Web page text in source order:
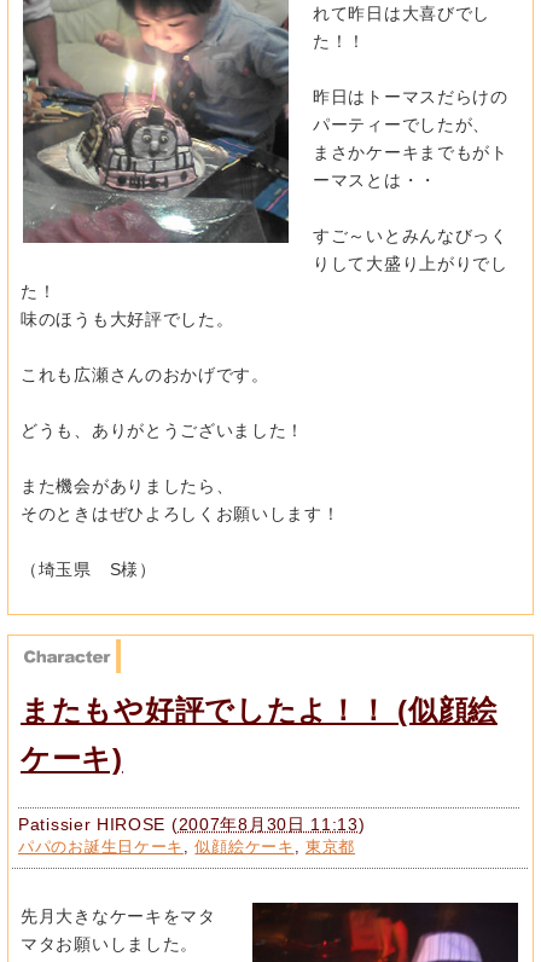
れて昨日は大喜びでし
た！！
昨日はトーマスだらけの
パーティーでしたが、
まさかケーキまでもがト
ーマスとは・・
すご～いとみんなびっく
りして大盛り上がりでし
た！
味のほうも大好評でした。
これも広瀬さんのおかげです。
どうも、ありがとうございました！
また機会がありましたら、
そのときはぜひよろしくお願いします！
（埼玉県 S様）
またもや好評でしたよ！！ (似顔絵
ケーキ)
Patissier HIROSE (2007年8月30日 11:13)
パパのお誕生日ケーキ ,似顔絵ケーキ ,東京都
先月大きなケーキをマタ
マタお願いしました。